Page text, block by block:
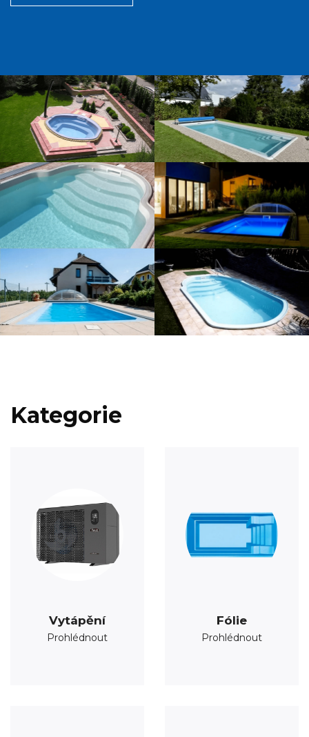
Kategorie
Vytápění
Prohlédnout
Fólie
Prohlédnout